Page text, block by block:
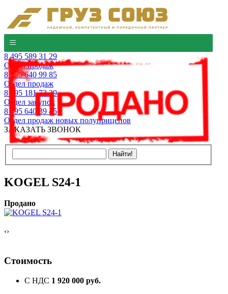
8 495 589 31 29
Отдел продаж
8 495 640 99 85
Отдел продаж
8 495 181 73 29
Отдел закупок
8 495 640 39 45
Отдел продаж новых полуприцепов
ЗАКАЗАТЬ ЗВОНОК
KOGEL S24-1
Продано
‹›
Стоимость
С НДС 1 920 000 руб.